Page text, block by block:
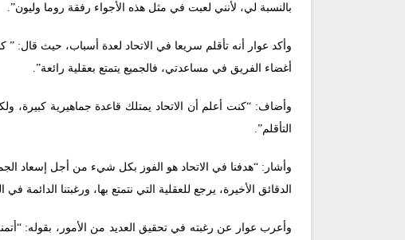
بالنسبة لي، لأنني لعبت في مثل هذه الأجواء رفقة روما وليون”.
وأكد عوار أنه تأقلم سريعا في الاتحاد لعدة أسباب، حيث قال: ”
أغضاء الفريق في مساعدتي، فالجميع يتمتع بعقلية رائعة”.
وأضاف: “كنت أعلم أن الاتحاد يمتلك قاعدة جماهيرية كبيرة،
التأقلم”.
وأشار: “هدفنا في الاتحاد هو الفوز بكل شيء من أجل إسعاد
الدقائق الأخيرة، يرجع للعقلية التي نتمتع بها، ورغبتنا الدائمة في
وأعرب عوار عن رغبته في تحقيق العديد من الأمور، بقوله: